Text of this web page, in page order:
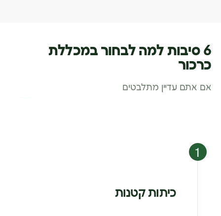
6 סיבות למה לבחור במכללת
כרכור
אם אתם עדיין מתלבטים
כיתות קטנות